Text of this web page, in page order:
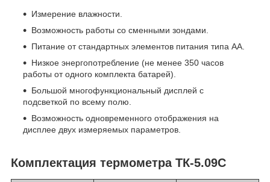
Измерение влажности.
Возможность работы со сменными зондами.
Питание от стандартных элементов питания типа АА.
Низкое энергопотребление (не менее 350 часов
работы от одного комплекта батарей).
Большой многофункциональный дисплей с
подсветкой по всему полю.
Возможность одновременного отображения на
дисплее двух измеряемых параметров.
Комплектация термометра ТК-5.09С